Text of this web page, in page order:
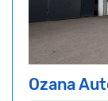
Ozana